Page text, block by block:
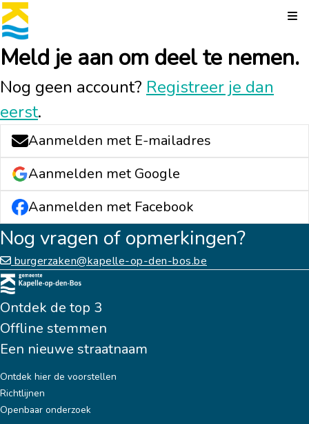
Meld je aan om deel te nemen.
Nog geen account? Registreer je dan
eerst.
Aanmelden met E-mailadres
Aanmelden met Google
Aanmelden met Facebook
Nog vragen of opmerkingen?
burgerzaken@kapelle-op-den-bos.be
Ontdek de top 3
Offline stemmen
Een nieuwe straatnaam
Ontdek hier de voorstellen
Richtlijnen
Openbaar onderzoek